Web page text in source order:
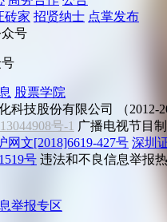
砖家 招贤纳士 点掌发布
股票学院
科技股份有限公司 （2012-
号-1 广播电视节目
文[2018]6619-427号 深圳
号 违法和不良信息举报
举报专区